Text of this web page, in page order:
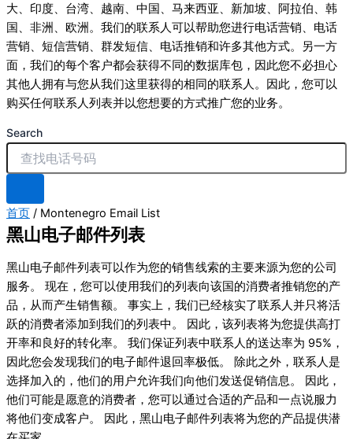
大、印度、台湾、越南、中国、马来西亚、新加坡、阿拉伯、韩
国、非洲、欧洲。我们的联系人可以帮助您进行电话营销、电话
营销、短信营销、群发短信、电话推销和许多其他方式。另一方
面，我们的每个客户都会获得不同的数据库包，因此您不必担心
其他人拥有与您从我们这里获得的相同的联系人。因此，您可以
购买任何联系人列表并以您想要的方式推广您的业务。
Search
首页 / Montenegro Email List
黑山电子邮件列表
黑山电子邮件列表可以作为您的销售线索的主要来源为您的公司
服务。 现在，您可以使用我们的列表向该国的消费者推销您的产
品，从而产生销售额。 事实上，我们已经核实了联系人并只将活
跃的消费者添加到我们的列表中。 因此，该列表将为您提供高打
开率和良好的转化率。 我们保证列表中联系人的送达率为 95%，
因此您会发现我们的电子邮件退回率极低。 除此之外，联系人是
选择加入的，他们的用户允许我们向他们发送促销信息。 因此，
他们可能是愿意的消费者，您可以通过合适的产品和一点说服力
将他们变成客户。 因此，黑山电子邮件列表将为您的产品提供潜